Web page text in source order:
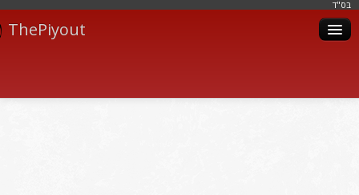
בּס"ד
ThePiyout